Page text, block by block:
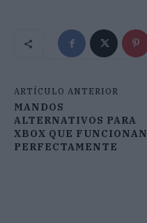
ARTÍCULO ANTERIOR
MANDOS
ALTERNATIVOS PARA
XBOX QUE FUNCIONAN
PERFECTAMENTE